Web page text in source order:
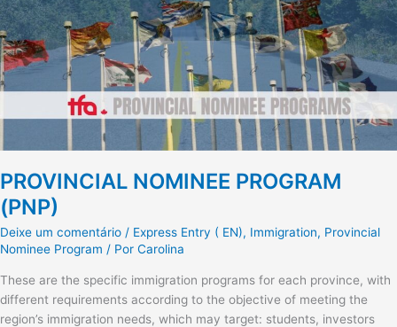
PROVINCIAL NOMINEE PROGRAM
(PNP)
Deixe um comentário / Express Entry ( EN), Immigration, Provincial
Nominee Program / Por Carolina
These are the specific immigration programs for each province, with
different requirements according to the objective of meeting the
region’s immigration needs, which may target: students, investors